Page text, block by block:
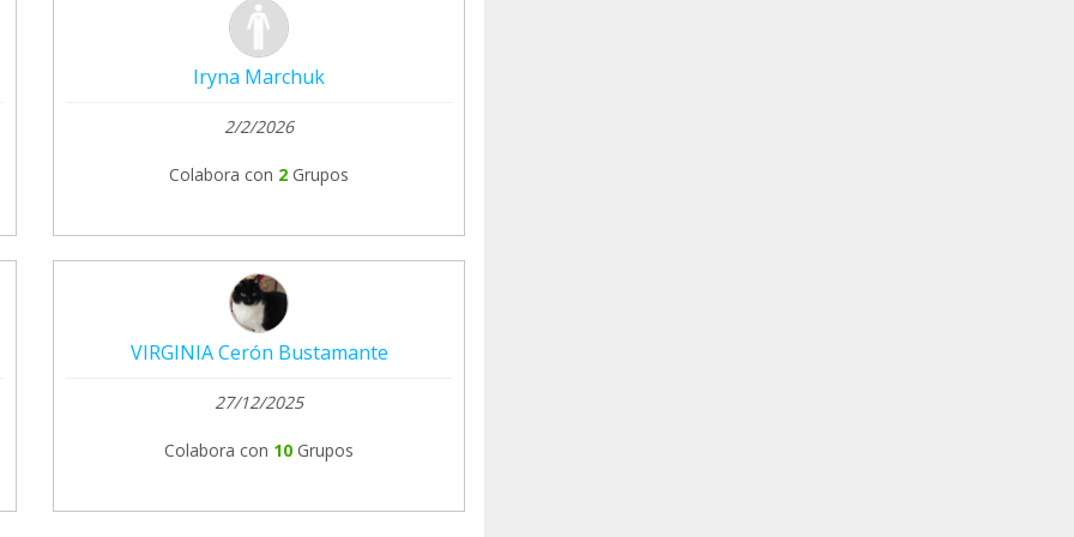
Iryna Marchuk
2/2/2026
Colabora con 2 Grupos
VIRGINIA Cerón Bustamante
27/12/2025
Colabora con 10 Grupos